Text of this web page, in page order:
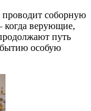
соборную
когда верующие,
путь
особую